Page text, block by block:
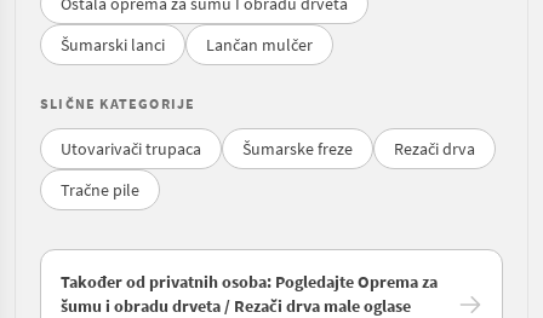
Šumarski lanci
Lančan mulčer
SLIČNE KATEGORIJE
Utovarivači trupaca Šumarske freze
Rezači drva
Tračne pile
Također od privatnih osoba: Pogledajte Oprema za
šumu i obradu drveta / Rezači drva male oglase